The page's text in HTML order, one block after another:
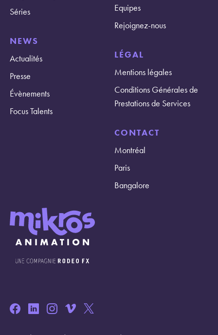
Séries
NEWS
Actualités
Presse
Évènements
Focus Talents
Equipes
Rejoignez-nous
LÉGAL
Mentions légales
Conditions Générales de
Prestations de Services
CONTACT
Montréal
Paris
Bangalore